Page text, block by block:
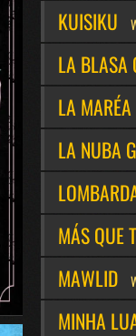
KUISIKU
LA BLASA
LA MARÉA
LA NUBA
MÁS QUE
MAWLID
MINHA